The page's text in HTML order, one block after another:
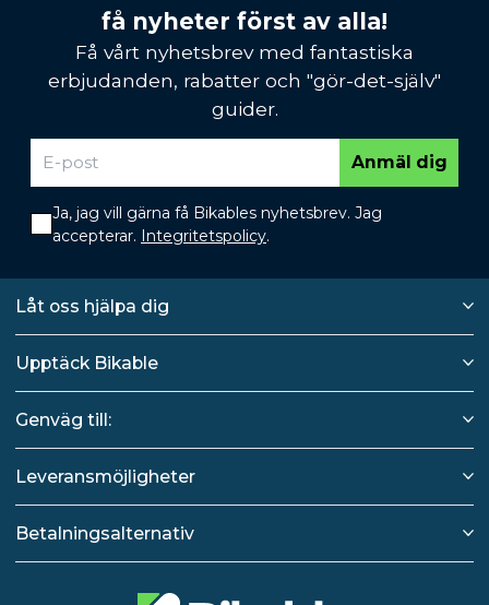
få nyheter först av alla!
Få vårt nyhetsbrev med fantastiska
erbjudanden, rabatter och "gör-det-själv"
guider.
Anmäl dig
Ja, jag vill gärna få Bikables nyhetsbrev. Jag
accepterar. Integritetspolicy.
Låt oss hjälpa dig
Upptäck Bikable
Genväg till:
Leveransmöjligheter
Betalningsalternativ